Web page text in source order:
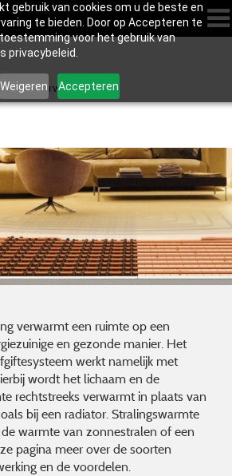
gebruik van cookies om u de beste en
te bieden. Door op Accepteren te
voor het gebruik van
privacybeleid.
Weigeren Accepteren
» Vloerverwarming
verwarmt een ruimte op een
en gezonde manier. Het
werkt namelijk met
wordt het lichaam en de
rechtstreeks verwarmt in plaats van
bij een radiator. Stralingswarmte
warmte van zonnestralen of een
pagina meer over de soorten
en de voordelen.